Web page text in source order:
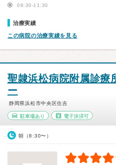
08:30-11:30
治療実績
この病院の治療実績を見る
聖隷浜松病院附属診療
ー
静岡県浜松市中央区住吉
駐車場あり 電子決済可
朝（8:30〜）